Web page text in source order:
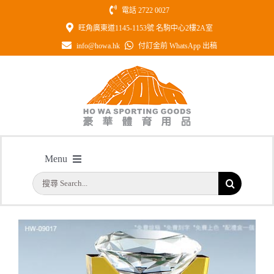
電話 2722 0027
旺角廣東道1145-1153號 名駒中心2樓2A室
info@howa.hk 付訂金前 WhatsApp 出稿
Menu
首頁
公司簡介
一天快取
搜
索
果：
主頁 / 型號: HW09017 鑽石形柱形水晶連琥珀色水晶配件